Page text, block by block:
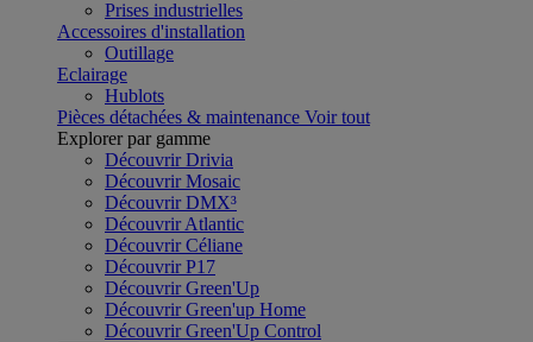
Prises industrielles
Accessoires d'installation
Outillage
Eclairage
Hublots
Pièces détachées & maintenance Voir tout
Explorer par gamme
Découvrir Drivia
Découvrir Mosaic
Découvrir DMX³
Découvrir Atlantic
Découvrir Céliane
Découvrir P17
Découvrir Green'Up
Découvrir Green'up Home
Découvrir Green'Up Control